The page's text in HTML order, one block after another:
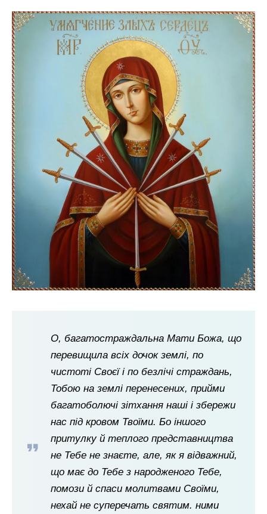
О, багатостраждальна Мати Божа, що
перевищила всіх дочок землі, по
чистоті Своєї і по безлічі страждань,
Тобою на землі перенесених, прийми
багатоболючі зітхання наші і збережи
нас під кровом Твоїми. Бо іншого
притулку й теплого представництва
не Тебе не знаєте, але, як я відважний,
що має до Тебе з народженого Тебе,
помози й спаси молитвами Своїми,
нехай не суперечать святим. ними